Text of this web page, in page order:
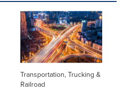
Transportation, Trucking &
Railroad